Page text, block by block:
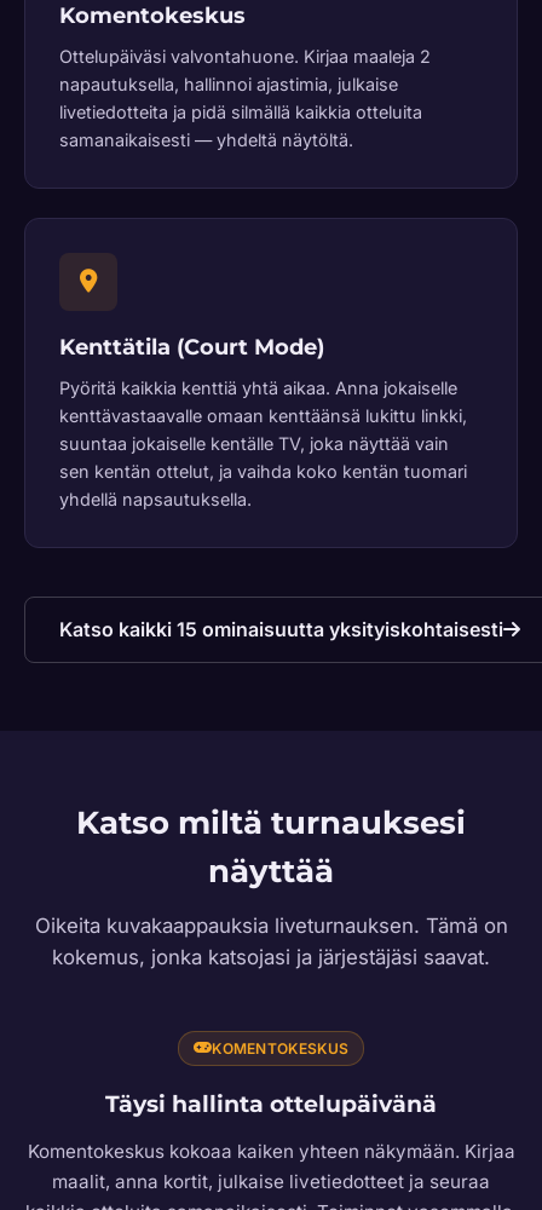
Komentokeskus
Ottelupäiväsi valvontahuone. Kirjaa maaleja 2
napautuksella, hallinnoi ajastimia, julkaise
livetiedotteita ja pidä silmällä kaikkia otteluita
samanaikaisesti — yhdeltä näytöltä.
Kenttätila (Court Mode)
Pyöritä kaikkia kenttiä yhtä aikaa. Anna jokaiselle
kenttävastaavalle omaan kenttäänsä lukittu linkki,
suuntaa jokaiselle kentälle TV, joka näyttää vain
sen kentän ottelut, ja vaihda koko kentän tuomari
yhdellä napsautuksella.
Katso kaikki 15 ominaisuutta yksityiskohtaisesti
Katso miltä turnauksesi
näyttää
Oikeita kuvakaappauksia liveturnauksen. Tämä on
kokemus, jonka katsojasi ja järjestäjäsi saavat.
KOMENTOKESKUS
Täysi hallinta ottelupäivänä
Komentokeskus kokoaa kaiken yhteen näkymään. Kirjaa
maalit, anna kortit, julkaise livetiedotteet ja seuraa